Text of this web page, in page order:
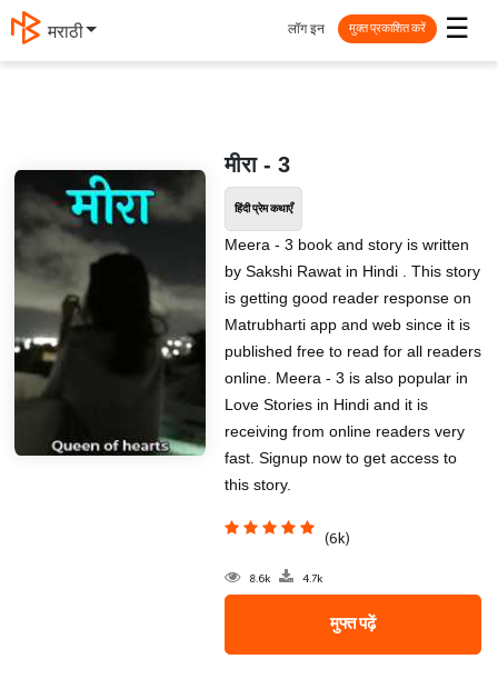
मराठी ☰
लॉग इन मुक्त प्रकाशित करें
मीरा - 3
हिंदी प्रेम कथाएँ
Meera - 3 book and story is written
by Sakshi Rawat in Hindi . This story
is getting good reader response on
Matrubharti app and web since it is
published free to read for all readers
online. Meera - 3 is also popular in
Love Stories in Hindi and it is
receiving from online readers very
fast. Signup now to get access to
this story.
(6k)
8.6k 4.7k
मुफ्त पढ़ें